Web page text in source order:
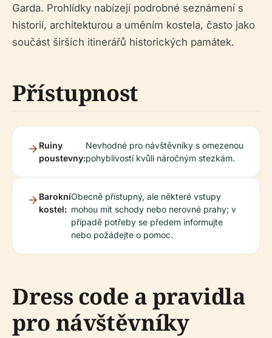
Garda. Prohlídky nabízejí podrobné seznámení s
historií, architekturou a uměním kostela, často jako
součást širších itinerářů historických památek.
Přístupnost
Ruiny
poustevny:
Nevhodné pro návštěvníky s omezenou
pohyblivostí kvůli náročným stezkám.
Barokní
kostel:
Obecně přístupný, ale některé vstupy
mohou mít schody nebo nerovné prahy; v
případě potřeby se předem informujte
nebo požádejte o pomoc.
Dress code a pravidla
pro návštěvníky